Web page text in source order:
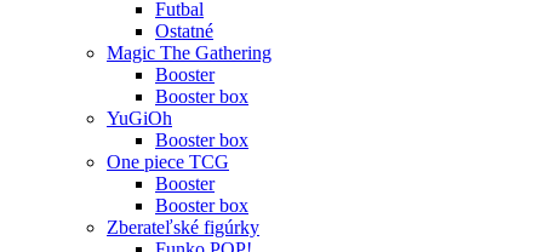
Futbal
Ostatné
Magic The Gathering
Booster
Booster box
YuGiOh
Booster box
One piece TCG
Booster
Booster box
Zberateľské figúrky